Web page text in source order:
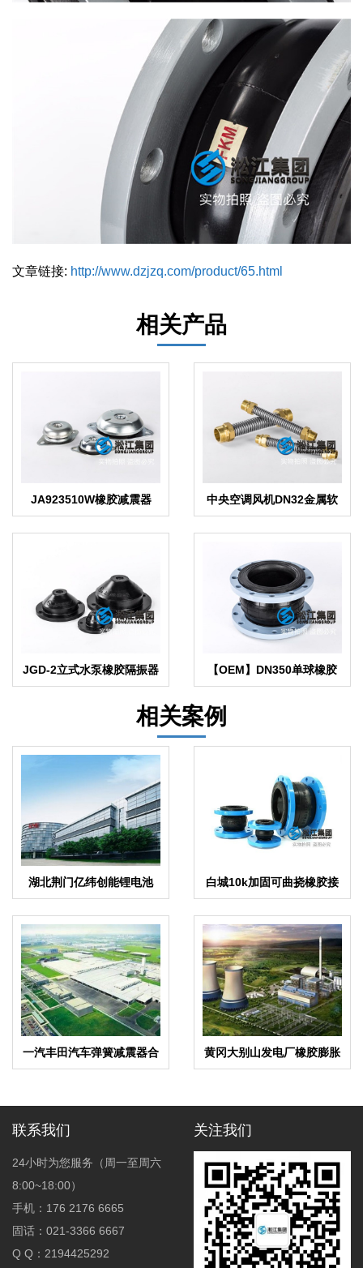
文章链接: http://www.dzjzq.com/product/65.html
相关产品
JA923510W橡胶减震器
中央空调风机DN32金属软
连接
JGD-2立式水泵橡胶隔振器
【OEM】DN350单球橡胶
接头代工“贴牌”
相关案例
湖北荆门亿纬创能锂电池
BM弹簧隔振器合同项目
白城10k加固可曲挠橡胶接
头减震效果明显
一汽丰田汽车弹簧减震器合
同项目
黄冈大别山发电厂橡胶膨胀
节合同项目
联系我们
24小时为您服务（周一至周六
8:00~18:00）
手机：176 2176 6665
固话：021-3366 6667
Q Q：2194425292
关注我们